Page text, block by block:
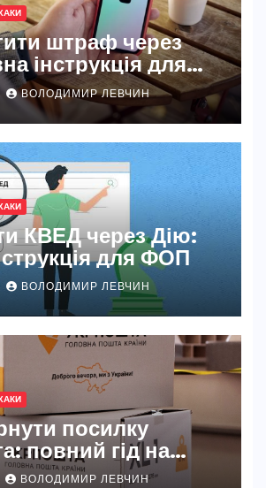
штраф через
інструкція для
і досвідчених
ВОЛОДИМИР ЛЕВЧИН
КВЕД через Дію:
для ФОП
ВОЛОДИМИР ЛЕВЧИН
посилку
повний гід на
ВОЛОДИМИР ЛЕВЧИН